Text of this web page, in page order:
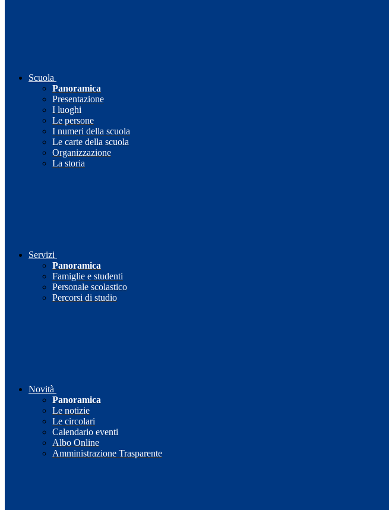
Scuola
Panoramica
Presentazione
I luoghi
Le persone
I numeri della scuola
Le carte della scuola
Organizzazione
La storia
Servizi
Panoramica
Famiglie e studenti
Personale scolastico
Percorsi di studio
Novità
Panoramica
Le notizie
Le circolari
Calendario eventi
Albo Online
Amministrazione Trasparente